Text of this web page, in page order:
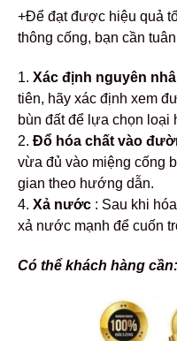
+Để đạt được hiệu quả
thông cống, bạn cần
1. Xác định nguyên
tiên, hãy xác định xem
bùn đất để lựa chọn loại
2. Đổ hóa chất vào
vừa đủ vào miệng cống
gian theo hướng dẫn.
4. Xả nước : Sau khi
xả nước mạnh để cuốn
Có thể khách hàng cần: